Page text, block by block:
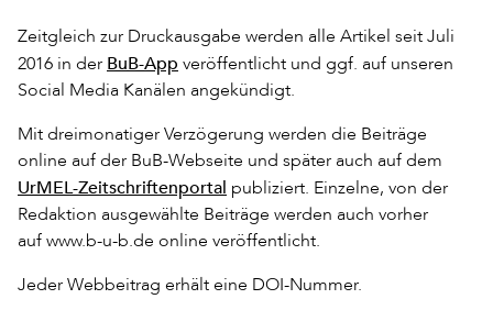
Zeitgleich zur Druckausgabe werden alle Artikel seit Juli
2016 in der BuB-App veröffentlicht und ggf. auf unseren
Social Media Kanälen angekündigt.
Mit dreimonatiger Verzögerung werden die Beiträge
online auf der BuB-Webseite und später auch auf dem
UrMEL-Zeitschriftenportal publiziert. Einzelne, von der
Redaktion ausgewählte Beiträge werden auch vorher
auf www.b-u-b.de online veröffentlicht.
Jeder Webbeitrag erhält eine DOI-Nummer.